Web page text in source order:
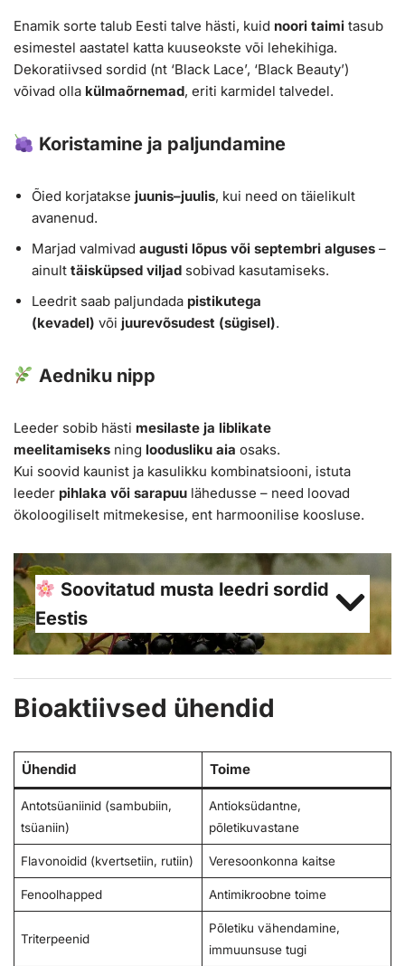
Enamik sorte talub Eesti talve hästi, kuid noori taimi tasub
esimestel aastatel katta kuuseokste või lehekihiga.
Dekoratiivsed sordid (nt ‘Black Lace’, ‘Black Beauty’)
võivad olla külmaõrnemad, eriti karmidel talvedel.
Koristamine ja paljundamine
Õied korjatakse juunis–juulis, kui need on täielikult
avanenud.
Marjad valmivad augusti lõpus või septembri alguses –
ainult täisküpsed viljad sobivad kasutamiseks.
Leedrit saab paljundada pistikutega
(kevadel) või juurevõsudest (sügisel).
Aedniku nipp
Leeder sobib hästi mesilaste ja liblikate
meelitamiseks ning loodusliku aia osaks.
Kui soovid kaunist ja kasulikku kombinatsiooni, istuta
leeder pihlaka või sarapuu lähedusse – need loovad
ökoloogiliselt mitmekesise, ent harmoonilise koosluse.
Soovitatud musta leedri sordid
Eestis
Bioaktiivsed ühendid
Ühendid Toime
Antotsüaniinid (sambubiin,
tsüaniin)
Antioksüdantne,
põletikuvastane
Flavonoidid (kvertsetiin, rutiin) Veresoonkonna kaitse
Fenoolhapped Antimikroobne toime
Triterpeenid
Põletiku vähendamine,
immuunsuse tugi